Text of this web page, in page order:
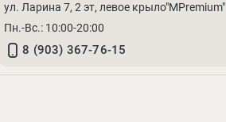
ул. Ларина 7, 2 эт, левое крыло"MPremium"
Пн.-Вс.: 10:00-20:00
8 (903) 367-76-15